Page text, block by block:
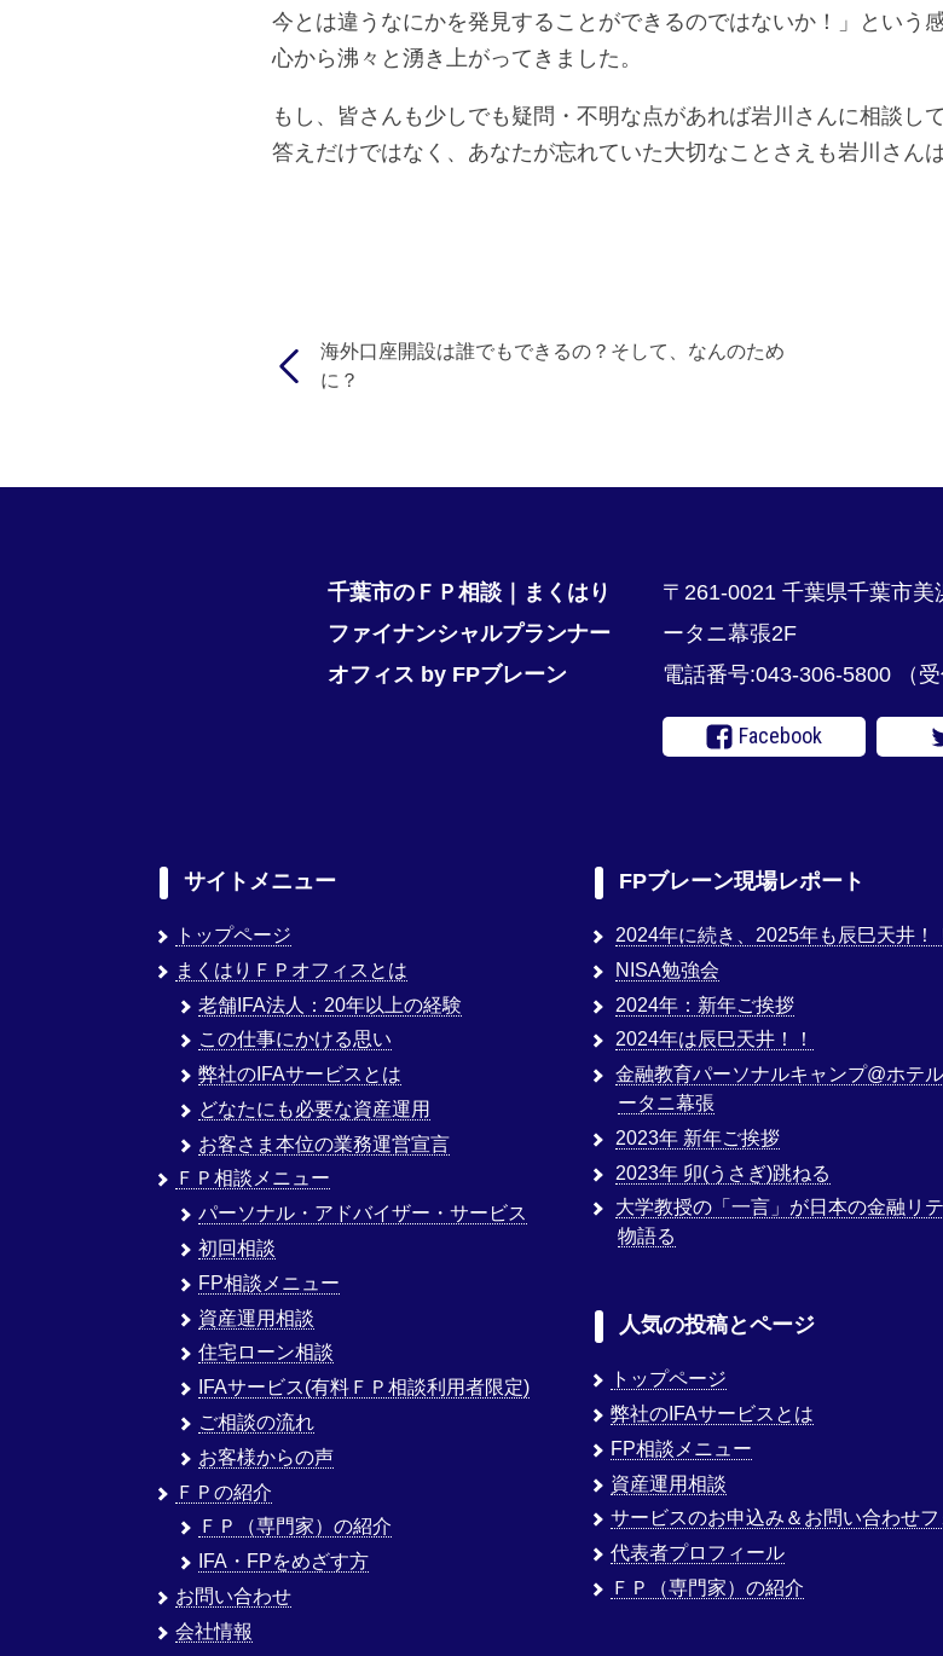
今とは違うなにかを発見することができるのではないか！」という
心から沸々と湧き上がってきました。
もし、皆さんも少しでも疑問・不明な点があれば岩川さんに相談し
答えだけではなく、あなたが忘れていた大切なことさえも岩川さ
海外口座開設は誰でもできるの？そして、なんのため
に？
千葉市のＦＰ相談｜まくはり
ファイナンシャルプランナー
オフィス by FPブレーン
〒261-0021 千葉県千葉市
ータニ幕張2F
電話番号:043-306-5800
（
Facebook
サイトメニュー
トップページ
まくはりＦＰオフィスとは
老舗IFA法人：20年以上の経験
この仕事にかける思い
弊社のIFAサービスとは
どなたにも必要な資産運用
お客さま本位の業務運営宣言
ＦＰ相談メニュー
パーソナル・アドバイザー・サービス
初回相談
FP相談メニュー
資産運用相談
住宅ローン相談
IFAサービス(有料ＦＰ相談利用者限定)
ご相談の流れ
お客様からの声
ＦＰの紹介
ＦＰ（専門家）の紹介
IFA・FPをめざす方
お問い合わせ
会社情報
FPブレーン現場レポート
2024年に続き、2025年も辰巳天井！
NISA勉強会
2024年：新年ご挨拶
2024年は辰巳天井！！
金融教育パーソナルキャンプ@ホテ
ータニ幕張
2023年 新年ご挨拶
2023年 卯(うさぎ)跳ねる
大学教授の「一言」が日本の金融リ
物語る
人気の投稿とページ
トップページ
弊社のIFAサービスとは
FP相談メニュー
資産運用相談
サービスのお申込み＆お問い合わせフ
代表者プロフィール
ＦＰ（専門家）の紹介